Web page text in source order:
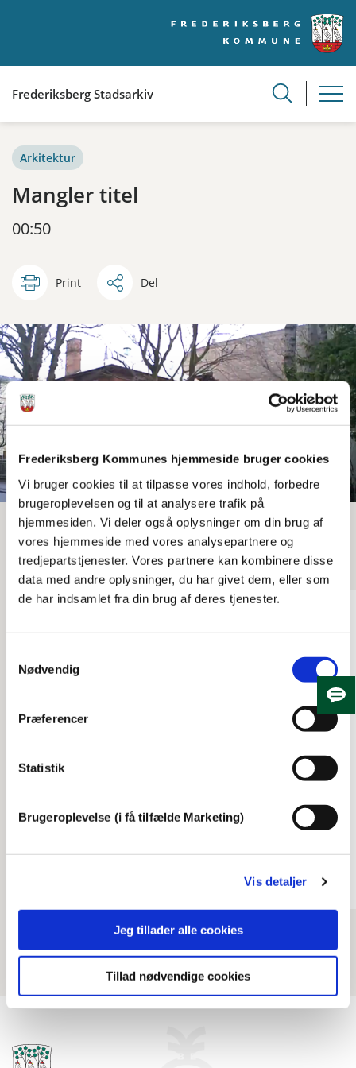
Frederiksberg Kommunes hjemmeside bruger cookies
Vi bruger cookies til at tilpasse vores indhold, forbedre
brugeroplevelsen og til at analysere trafik på
hjemmesiden. Vi deler også oplysninger om din brug af
vores hjemmeside med vores analysepartnere og
tredjepartstjenester. Vores partnere kan kombinere disse
data med andre oplysninger, du har givet dem, eller som
de har indsamlet fra din brug af deres tjenester.
Nødvendig
Præferencer
Statistik
Brugeroplevelse (i få tilfælde Marketing)
Vis detaljer
Jeg tillader alle cookies
Tillad nødvendige cookies
Frederiksberg Stadsarkiv
Arkitektur
Mangler titel
00:50
Print Del
Finsensvej
00:12